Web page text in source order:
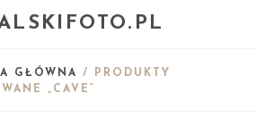
GŁÓWNA
/ PRODUKTY
„CAVE”